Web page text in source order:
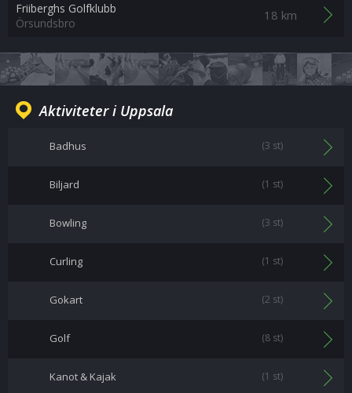
Friiberghs Golfklubb
Örsundsbro
18 km
Aktiviteter i Uppsala
Badhus (3 st)
Biljard (1 st)
Bowling (3 st)
Curling (1 st)
Gokart (2 st)
Golf (8 st)
Kanot & Kajak (1 st)